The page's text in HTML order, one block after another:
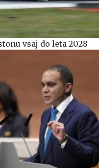
vsaj do leta 2028